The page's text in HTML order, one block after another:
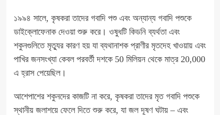
১৯৯৪ সালে, কৃষকরা তাদের গবাদি পশু এবং অন্যান্য গবাদি পশুকে
ডাইক্লোফেনাক দেওয়া শুরু করে। ওষুধটি কিডনি ব্যর্থতা এবং
শকুনগুলিতে মৃত্যুর কারণ হয় যা ব্যথানাশক প্রাণীর মৃতদেহ খাওয়ায় এবং
পাখির জনসংখ্যা কেবল পরবর্তী দশকে 50 মিলিয়ন থেকে মাত্র 20,000
এ হ্রাস পেয়েছিল।
আশেপাশের শকুনদের কাজটি না করে, কৃষকরা তাদের মৃত গবাদি পশুকে
স্থানীয় জলাশয়ে ফেলে দিতে শুরু করে, যা জল দূষণ ঘটায় – এবং